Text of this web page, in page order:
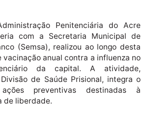
Penitenciária do Acre
com a Secretaria Municipal de
(Semsa), realizou ao longo desta
vacinação anual contra a influenza no
da capital. A atividade,
de Saúde Prisional, integra o
preventivas destinadas à
de liberdade.